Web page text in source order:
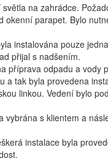
na zahrádce.
parapet. Bylo
instalována pouze
přijal s nadšením.
příprava odpadu a vody
a tak byla provedena
linkou. Vedení bylo
vybrána s klientem a
instalace byla